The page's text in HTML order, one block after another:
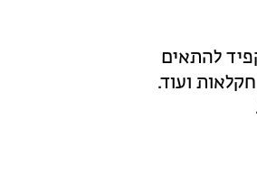
להתאים
ועוד.